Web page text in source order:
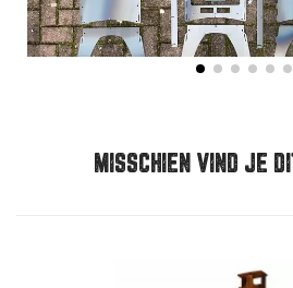
MISSCHIEN VIND JE